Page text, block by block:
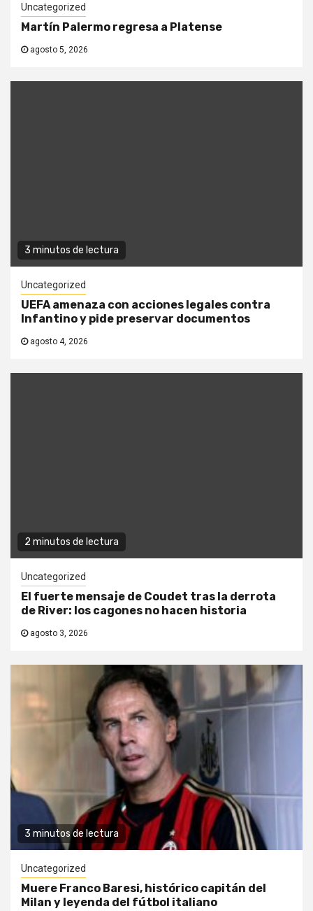
Uncategorized
Martín Palermo regresa a Platense
agosto 5, 2026
3 minutos de lectura
Uncategorized
UEFA amenaza con acciones legales contra
Infantino y pide preservar documentos
agosto 4, 2026
2 minutos de lectura
Uncategorized
El fuerte mensaje de Coudet tras la derrota
de River: los cagones no hacen historia
agosto 3, 2026
3 minutos de lectura
Uncategorized
Muere Franco Baresi, histórico capitán del
Milan y leyenda del fútbol italiano